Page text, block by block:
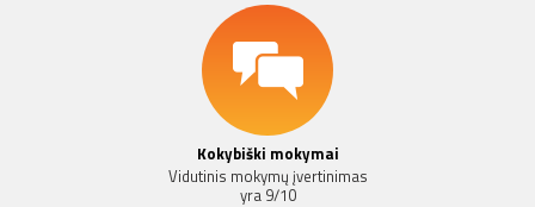
Kokybiški mokymai
Vidutinis mokymų įvertinimas
yra 9/10